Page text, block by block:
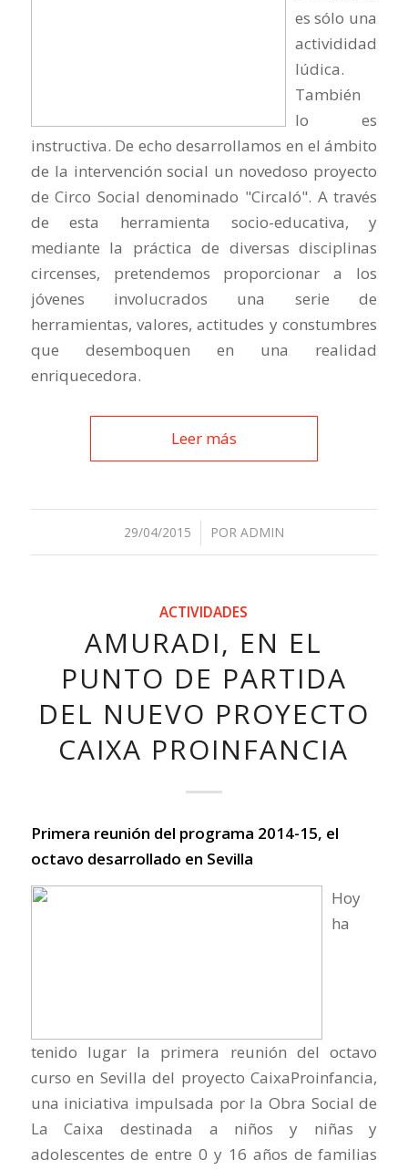
es sólo una
activididad
lúdica.
También
lo es
instructiva. De echo desarrollamos en el ámbito
de la intervención social un novedoso proyecto
de Circo Social denominado "Circaló". A través
de esta herramienta socio-educativa, y
mediante la práctica de diversas disciplinas
circenses, pretendemos proporcionar a los
jóvenes involucrados una serie de
herramientas, valores, actitudes y constumbres
que desemboquen en una realidad
enriquecedora.
Leer más
29/04/2015
/ POR ADMIN
ACTIVIDADES
AMURADI, EN EL
PUNTO DE PARTIDA
DEL NUEVO PROYECTO
CAIXA PROINFANCIA
Primera reunión del programa 2014-15, el
octavo desarrollado en Sevilla
Hoy
ha
tenido lugar la primera reunión del octavo
curso en Sevilla del proyecto CaixaProinfancia,
una iniciativa impulsada por la Obra Social de
La Caixa destinada a niños y niñas y
adolescentes de entre 0 y 16 años de familias